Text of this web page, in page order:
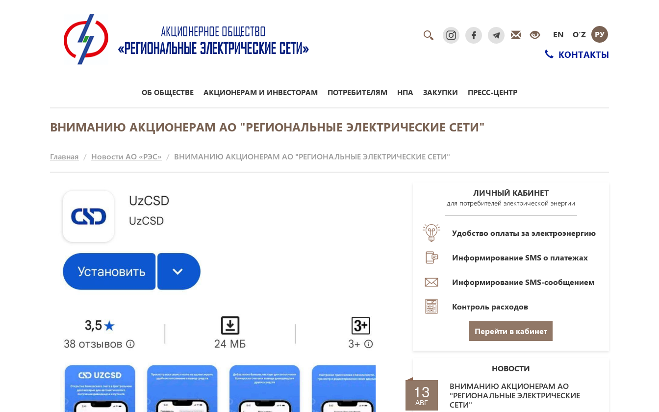
АКЦИОНЕРНОЕ ОБЩЕСТВО
«РЕГИОНАЛЬНЫЕ ЭЛЕКТРИЧЕСКИЕ СЕТИ»
EN O‘Z РУ
КОНТАКТЫ
ОБ ОБЩЕСТВЕ АКЦИОНЕРАМ И ИНВЕСТОРАМ ПОТРЕБИТЕЛЯМ НПА ЗАКУПКИ ПРЕСС-ЦЕНТР
ВНИМАНИЮ АКЦИОНЕРАМ АО "РЕГИОНАЛЬНЫЕ ЭЛЕКТРИЧЕСКИЕ СЕТИ"
Главная Новости АО «РЭС» ВНИМАНИЮ АКЦИОНЕРАМ АО "РЕГИОНАЛЬНЫЕ ЭЛЕКТРИЧЕСКИЕ СЕТИ"
ЛИЧНЫЙ КАБИНЕТ
для потребителей электрической энергии
Удобство оплаты за электроэнергию
Информирование SMS о платежах
Информирование SMS-сообщением
Контроль расходов
Перейти в кабинет
НОВОСТИ
13
АВГ
ВНИМАНИЮ АКЦИОНЕРАМ АО
"РЕГИОНАЛЬНЫЕ ЭЛЕКТРИЧЕСКИЕ
СЕТИ"